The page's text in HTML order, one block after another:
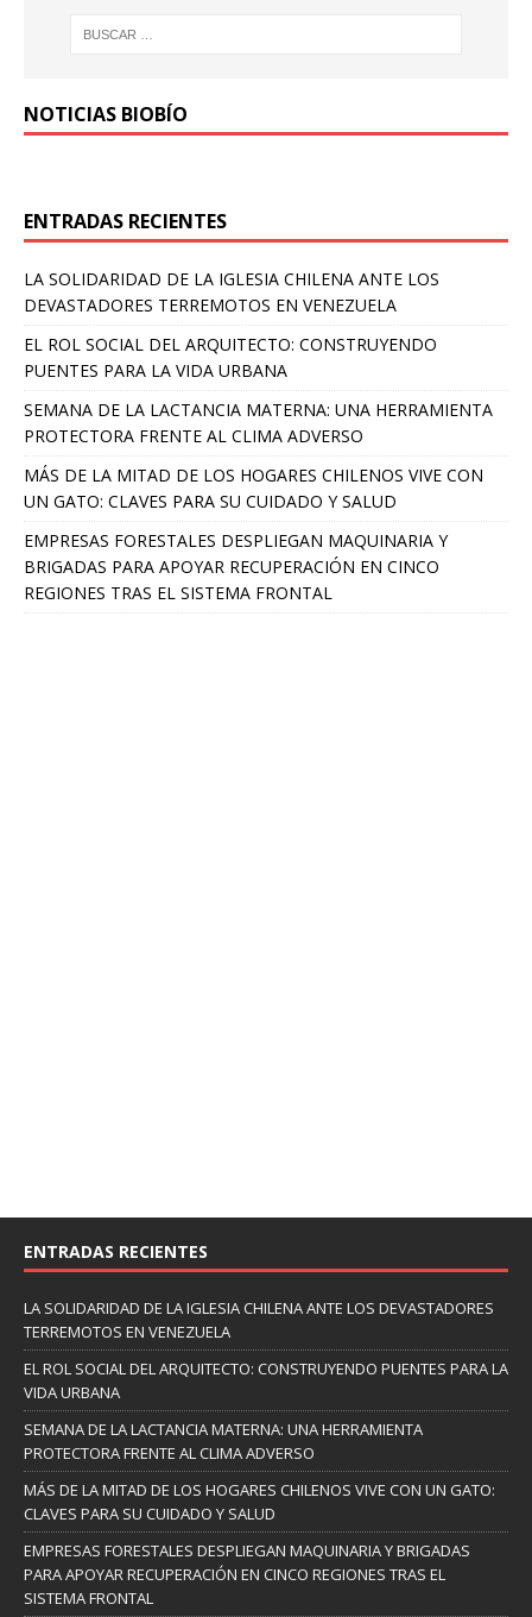
NOTICIAS BIOBÍO
ENTRADAS RECIENTES
LA SOLIDARIDAD DE LA IGLESIA CHILENA ANTE LOS
DEVASTADORES TERREMOTOS EN VENEZUELA
EL ROL SOCIAL DEL ARQUITECTO: CONSTRUYENDO
PUENTES PARA LA VIDA URBANA
SEMANA DE LA LACTANCIA MATERNA: UNA HERRAMIENTA
PROTECTORA FRENTE AL CLIMA ADVERSO
MÁS DE LA MITAD DE LOS HOGARES CHILENOS VIVE CON
UN GATO: CLAVES PARA SU CUIDADO Y SALUD
EMPRESAS FORESTALES DESPLIEGAN MAQUINARIA Y
BRIGADAS PARA APOYAR RECUPERACIÓN EN CINCO
REGIONES TRAS EL SISTEMA FRONTAL
ENTRADAS RECIENTES
LA SOLIDARIDAD DE LA IGLESIA CHILENA ANTE LOS DEVASTADORES
TERREMOTOS EN VENEZUELA
EL ROL SOCIAL DEL ARQUITECTO: CONSTRUYENDO PUENTES PARA LA
VIDA URBANA
SEMANA DE LA LACTANCIA MATERNA: UNA HERRAMIENTA
PROTECTORA FRENTE AL CLIMA ADVERSO
MÁS DE LA MITAD DE LOS HOGARES CHILENOS VIVE CON UN GATO:
CLAVES PARA SU CUIDADO Y SALUD
EMPRESAS FORESTALES DESPLIEGAN MAQUINARIA Y BRIGADAS
PARA APOYAR RECUPERACIÓN EN CINCO REGIONES TRAS EL
SISTEMA FRONTAL